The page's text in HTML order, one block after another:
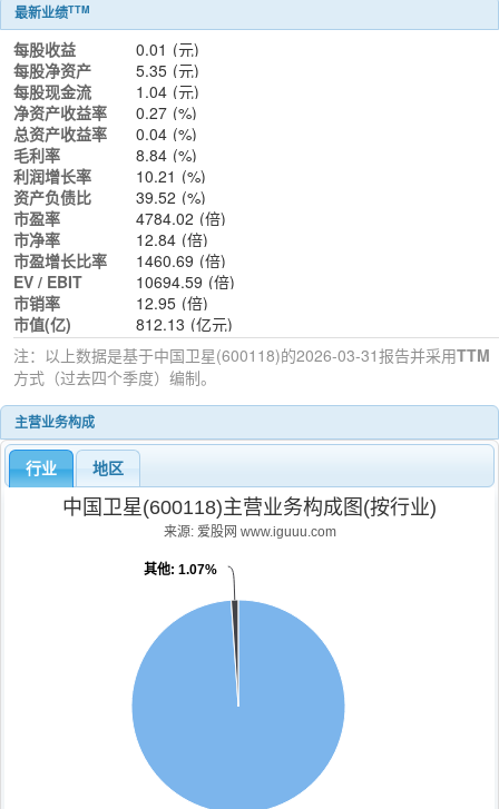
最新业绩TTM
每股收益 0.01 (元)
每股净资产
5.35 (元)
每股现金流
1.04 (元)
净资产收益率
0.27 (%)
总资产收益率
0.04 (%)
毛利率
8.84 (%)
利润增长率
10.21 (%)
资产负债比
39.52 (%)
市盈率
4784.02 (倍)
市净率
12.84 (倍)
市盈增长比率
1460.69 (倍)
EV / EBIT
10694.59 (倍)
市销率
12.95 (倍)
市值(亿)
812.13 (亿元)
注：以上数据是基于中国卫星(600118)的2026-03-31报告并采用TTM
方式（过去四个季度）编制。
主营业务构成
行业 地区
中国卫星(600118)主营业务构成图(按行业)
来源: 爱股网 www.iguuu.com
其他: 1.07%